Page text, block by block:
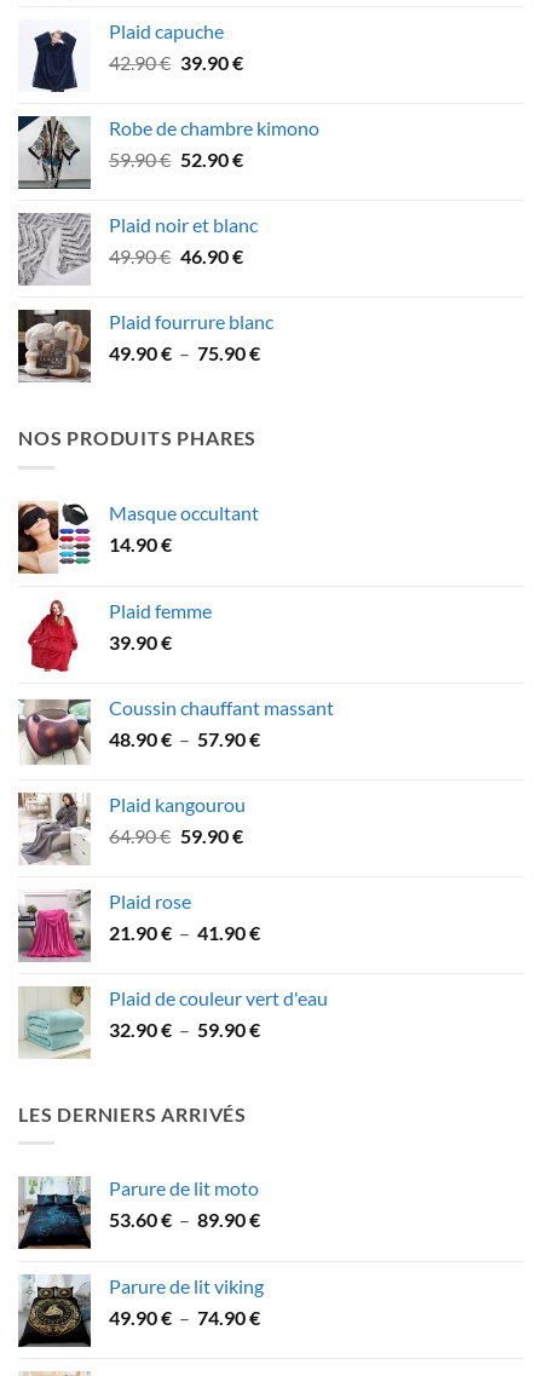
était :
27.90 €.21.90 €.
Plaid capuche
42.90€ Le
était :
42.90 €.
39.90€Le
est :
39.90 €.
Robe de chambre kimono
59.90€ Le
était :
59.90 €.
52.90€Le
est :
52.90 €.
Plaid noir et blanc
49.90€ Le
était :
49.90 €.
46.90€Le
est :
46.90 €.
Plaid fourrure blanc
49.90€ – 75.90€Plage
NOS PRODUITS PHARES
Masque occultant
14.90€
Plaid femme
39.90€
Coussin chauffant massant
48.90€ – 57.90€Plage
Plaid kangourou
64.90€ Le
était :
64.90 €.
59.90€Le
59.90 €.
Plaid rose
21.90€ – 41.90€Plage
21.90 €
à
Plaid de couleur vert d'eau
32.90€ – 59.90€Plage
LES DERNIERS ARRIVÉS
Parure de lit moto
53.60€ – 89.90€Plage
53.60 €
à
Parure de lit viking
49.90€ – 74.90€Plage